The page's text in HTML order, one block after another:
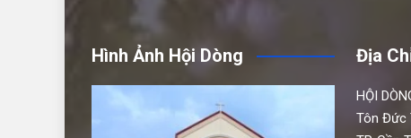
Hình Ảnh Hội Dòng Địa
HỘI
Tôn Đức